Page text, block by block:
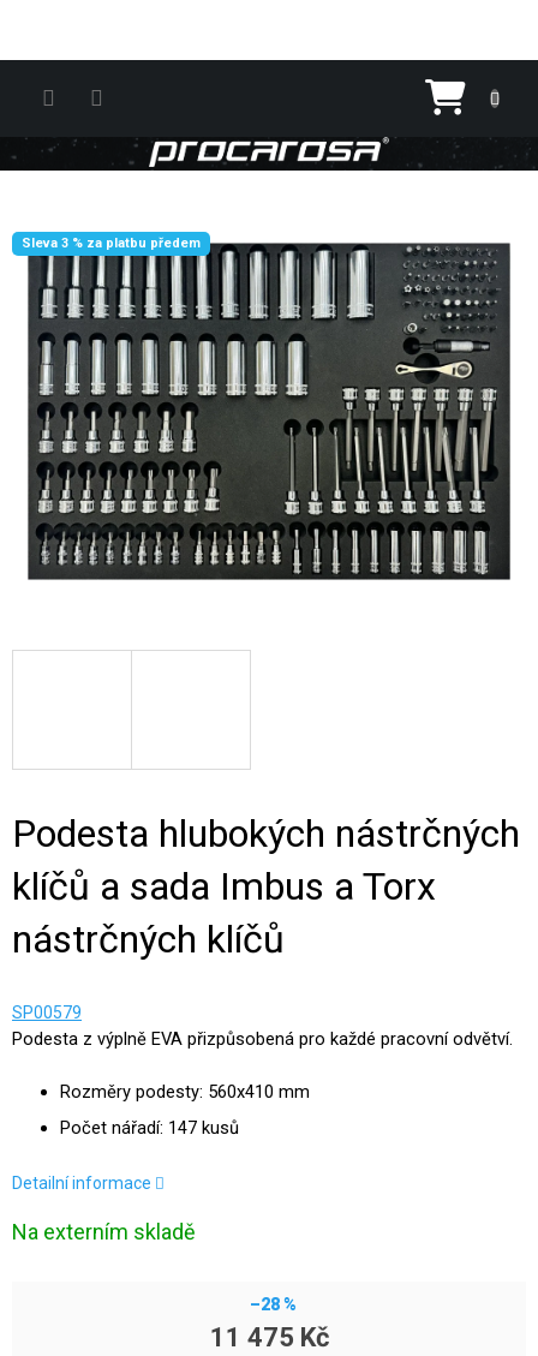
Sleva 3 % za platbu předem
Podesta hlubokých nástrčných
klíčů a sada Imbus a Torx
nástrčných klíčů
SP00579
Podesta z výplně EVA přizpůsobená pro každé pracovní odvětví.
Rozměry podesty: 560x410 mm
Počet nářadí: 147 kusů
Detailní informace
Na externím skladě
–28 %
11 475 Kč